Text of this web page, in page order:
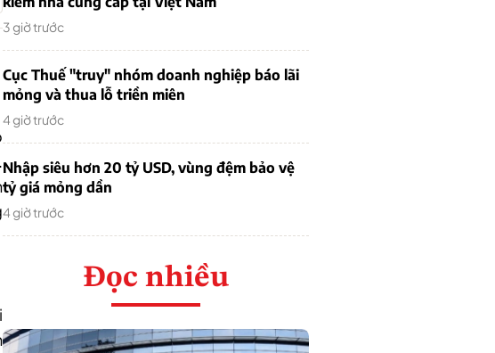
3 giờ trước
Cục Thuế "truy" nhóm doanh nghiệp báo lãi
mỏng và thua lỗ triền miên
4 giờ trước
Nhập siêu hơn 20 tỷ USD, vùng đệm bảo vệ
tỷ giá mỏng dần
4 giờ trước
Đọc nhiều